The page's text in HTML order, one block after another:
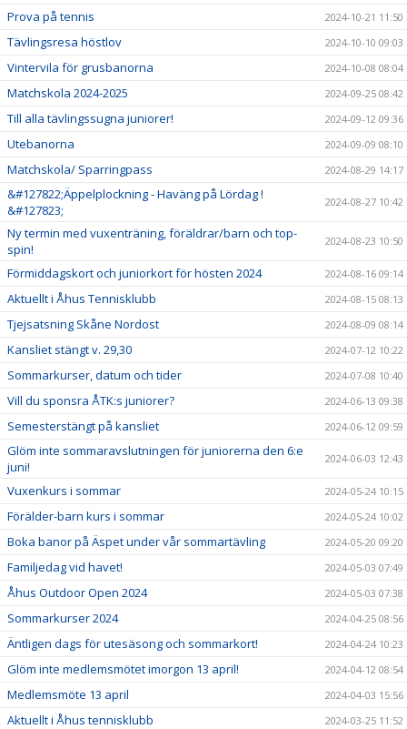
Prova på tennis 2024-10-21 11:50
Tävlingsresa höstlov 2024-10-10 09:03
Vintervila för grusbanorna 2024-10-08 08:04
Matchskola 2024-2025 2024-09-25 08:42
Till alla tävlingssugna juniorer! 2024-09-12 09:36
Utebanorna 2024-09-09 08:10
Matchskola/ Sparringpass 2024-08-29 14:17
&#127822;Äppelplockning - Haväng på Lördag !
&#127823;
2024-08-27 10:42
Ny termin med vuxenträning, föräldrar/barn och top-
spin!
2024-08-23 10:50
Förmiddagskort och juniorkort för hösten 2024 2024-08-16 09:14
Aktuellt i Åhus Tennisklubb 2024-08-15 08:13
Tjejsatsning Skåne Nordost 2024-08-09 08:14
Kansliet stängt v. 29,30 2024-07-12 10:22
Sommarkurser, datum och tider 2024-07-08 10:40
Vill du sponsra ÅTK:s juniorer? 2024-06-13 09:38
Semesterstängt på kansliet 2024-06-12 09:59
Glöm inte sommaravslutningen för juniorerna den 6:e
juni!
2024-06-03 12:43
Vuxenkurs i sommar 2024-05-24 10:15
Förälder-barn kurs i sommar 2024-05-24 10:02
Boka banor på Äspet under vår sommartävling 2024-05-20 09:20
Familjedag vid havet! 2024-05-03 07:49
Åhus Outdoor Open 2024 2024-05-03 07:38
Sommarkurser 2024 2024-04-25 08:56
Äntligen dags för utesäsong och sommarkort! 2024-04-24 10:23
Glöm inte medlemsmötet imorgon 13 april! 2024-04-12 08:54
Medlemsmöte 13 april 2024-04-03 15:56
Aktuellt i Åhus tennisklubb 2024-03-25 11:52